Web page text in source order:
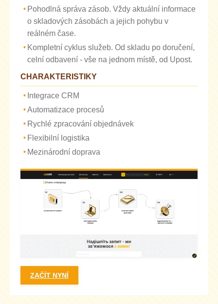
Pohodlná správa zásob. Vždy aktuální informace
o skladových zásobách a jejich pohybu v
reálném čase.
Kompletní cyklus služeb. Od skladu po doručení,
celní odbavení - vše na jednom místě, od Upost.
CHARAKTERISTIKY
Integrace CRM
Automatizace procesů
Rychlé zpracování objednávek
Flexibilní logistika
Mezinárodní doprava
ZAČÍT NYNÍ